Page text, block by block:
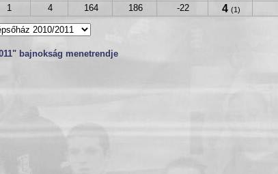
1 4 164 186 -22 4 (1)
bajnokság menetrendje